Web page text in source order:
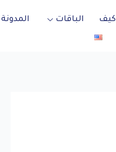
كيف الباقات المدونة